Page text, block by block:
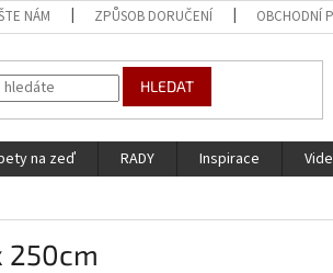
NÁM ZPŮSOB DORUČENÍ OBCHODNÍ
HLEDAT
na zeď RADY Inspirace
250cm